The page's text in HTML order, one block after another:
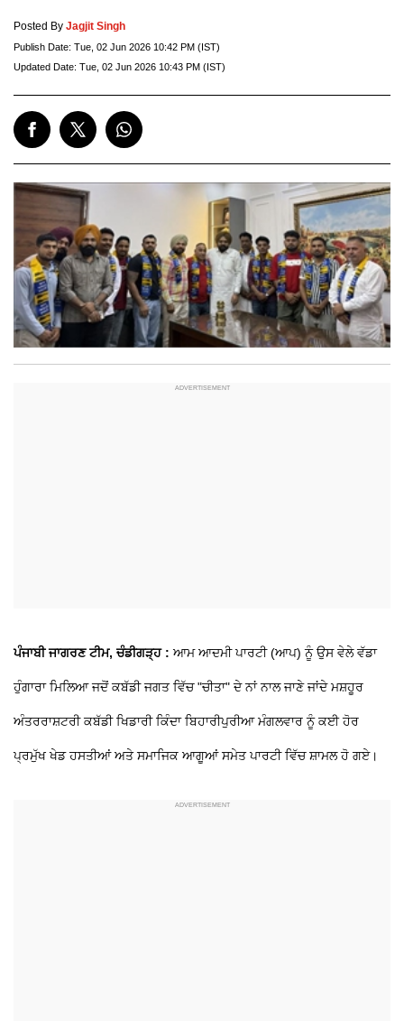
Posted By Jagjit Singh
Publish Date: Tue, 02 Jun 2026 10:42 PM (IST)
Updated Date: Tue, 02 Jun 2026 10:43 PM (IST)
ਪੰਜਾਬੀ ਜਾਗਰਣ ਟੀਮ, ਚੰਡੀਗੜ੍ਹ : ਆਮ ਆਦਮੀ ਪਾਰਟੀ (ਆਪ) ਨੂੰ ਉਸ ਵੇਲੇ ਵੱਡਾ
ਹੁੰਗਾਰਾ ਮਿਲਿਆ ਜਦੋਂ ਕਬੱਡੀ ਜਗਤ ਵਿੱਚ "ਚੀਤਾ" ਦੇ ਨਾਂ ਨਾਲ ਜਾਣੇ ਜਾਂਦੇ ਮਸ਼ਹੂਰ
ਅੰਤਰਰਾਸ਼ਟਰੀ ਕਬੱਡੀ ਖਿਡਾਰੀ ਕਿੰਦਾ ਬਿਹਾਰੀਪੁਰੀਆ ਮੰਗਲਵਾਰ ਨੂੰ ਕਈ ਹੋਰ
ਪ੍ਰਮੁੱਖ ਖੇਡ ਹਸਤੀਆਂ ਅਤੇ ਸਮਾਜਿਕ ਆਗੂਆਂ ਸਮੇਤ ਪਾਰਟੀ ਵਿੱਚ ਸ਼ਾਮਲ ਹੋ ਗਏ।